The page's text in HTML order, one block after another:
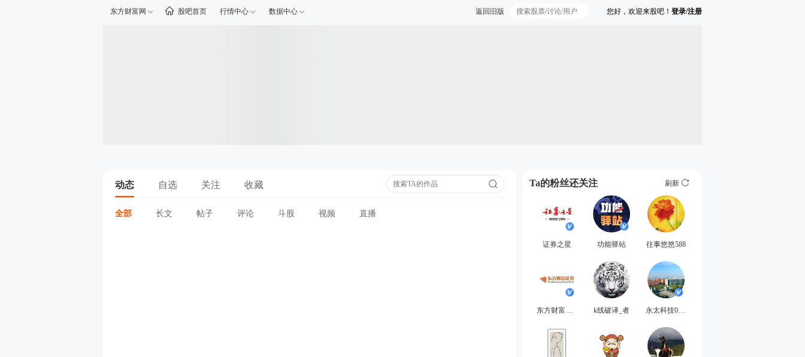
东方财富网 股吧首页 行情中心 数据中心 您好，欢迎来股吧！ 登录/注册
返回旧版
动态 自选 关注 收藏
全部 长文 帖子 评论 斗股 视频 直播
Ta的粉丝还关注 刷新
证券之星 功能驿站 往事悠悠588
东方财富证券 k线破译_者 永太科技002326